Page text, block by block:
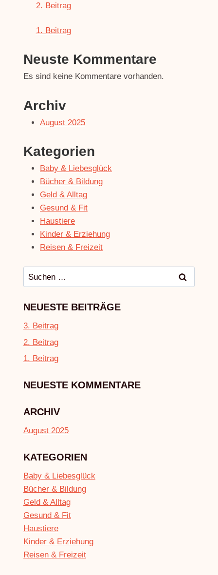
2. Beitrag
1. Beitrag
Neuste Kommentare
Es sind keine Kommentare vorhanden.
Archiv
August 2025
Kategorien
Baby & Liebesglück
Bücher & Bildung
Geld & Alltag
Gesund & Fit
Haustiere
Kinder & Erziehung
Reisen & Freizeit
Suchen
nach:
NEUESTE BEITRÄGE
3. Beitrag
2. Beitrag
1. Beitrag
NEUESTE KOMMENTARE
ARCHIV
August 2025
KATEGORIEN
Baby & Liebesglück
Bücher & Bildung
Geld & Alltag
Gesund & Fit
Haustiere
Kinder & Erziehung
Reisen & Freizeit